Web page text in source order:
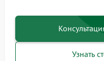
Узнать